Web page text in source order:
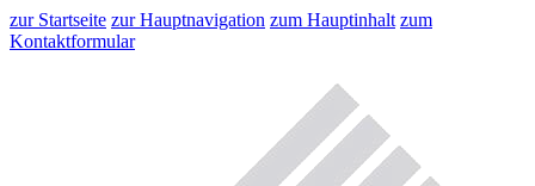
zur Startseite zur Hauptnavigation zum Hauptinhalt zum
Kontaktformular